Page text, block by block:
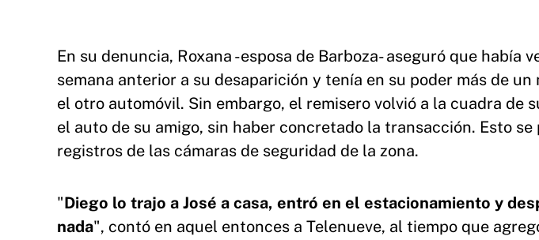
En su denuncia, Roxana -esposa de Barboza- aseguró que había
semana anterior a su desaparición y tenía en su poder más de
el otro automóvil. Sin embargo, el remisero volvió a la cuadra de
el auto de su amigo, sin haber concretado la transacción. Esto
registros de las cámaras de seguridad de la zona.
"Diego lo trajo a José a casa, entró en el estacionamiento y
nada", contó en aquel entonces a Telenueve, al tiempo que